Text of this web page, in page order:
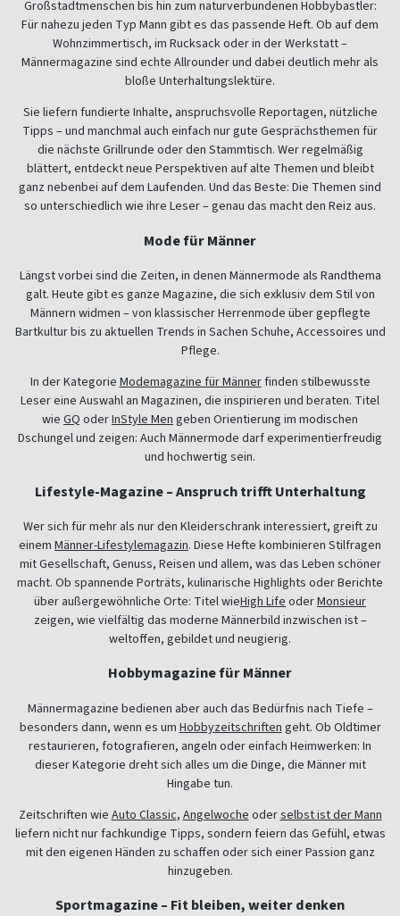
Großstadtmenschen bis hin zum naturverbundenen Hobbybastler:
Für nahezu jeden Typ Mann gibt es das passende Heft. Ob auf dem
Wohnzimmertisch, im Rucksack oder in der Werkstatt –
Männermagazine sind echte Allrounder und dabei deutlich mehr als
bloße Unterhaltungslektüre.
Sie liefern fundierte Inhalte, anspruchsvolle Reportagen, nützliche
Tipps – und manchmal auch einfach nur gute Gesprächsthemen für
die nächste Grillrunde oder den Stammtisch. Wer regelmäßig
blättert, entdeckt neue Perspektiven auf alte Themen und bleibt
ganz nebenbei auf dem Laufenden. Und das Beste: Die Themen sind
so unterschiedlich wie ihre Leser – genau das macht den Reiz aus.
Mode für Männer
Längst vorbei sind die Zeiten, in denen Männermode als Randthema
galt. Heute gibt es ganze Magazine, die sich exklusiv dem Stil von
Männern widmen – von klassischer Herrenmode über gepflegte
Bartkultur bis zu aktuellen Trends in Sachen Schuhe, Accessoires und
Pflege.
In der Kategorie Modemagazine für Männerfinden stilbewusste
Leser eine Auswahl an Magazinen, die inspirieren und beraten. Titel
wie GQ oderInStyle Men geben Orientierung im modischen
Dschungel und zeigen: Auch Männermode darf experimentierfreudig
und hochwertig sein.
Lifestyle-Magazine – Anspruch trifft Unterhaltung
Wer sich für mehr als nur den Kleiderschrank interessiert, greift zu
einem Männer-Lifestylemagazin. Diese Hefte kombinieren Stilfragen
mit Gesellschaft, Genuss, Reisen und allem, was das Leben schöner
macht. Ob spannende Porträts, kulinarische Highlights oder Berichte
über außergewöhnliche Orte: Titel wieHigh Life oderMonsieur
zeigen, wie vielfältig das moderne Männerbild inzwischen ist –
weltoffen, gebildet und neugierig.
Hobbymagazine für Männer
Männermagazine bedienen aber auch das Bedürfnis nach Tiefe –
besonders dann, wenn es um Hobbyzeitschriften geht. Ob Oldtimer
restaurieren, fotografieren, angeln oder einfach Heimwerken: In
dieser Kategorie dreht sich alles um die Dinge, die Männer mit
Hingabe tun.
Zeitschriften wie Auto Classic, Angelwoche oderselbst ist der Mann
liefern nicht nur fachkundige Tipps, sondern feiern das Gefühl, etwas
mit den eigenen Händen zu schaffen oder sich einer Passion ganz
hinzugeben.
Sportmagazine – Fit bleiben, weiter denken